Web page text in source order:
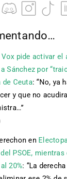
Vox pide activar el
Sánchez por
Ceuta: “No, ya
y que no
”
en
PSOE, mientras
20%: “La